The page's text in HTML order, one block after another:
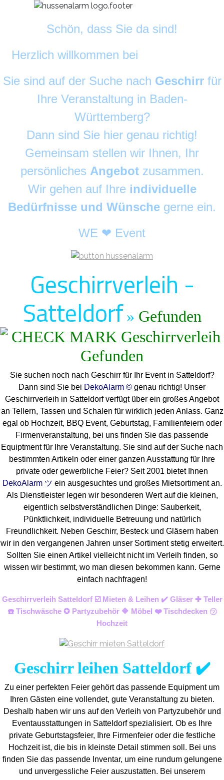
Schön, dass Sie da sind!
Herzlich willkommen bei
Sie sind auf der Suche nach Geschirr für
Ihre Veranstaltung in Baden-
Württemberg?
Dann sind Sie hier genau richtig!
Gemeinsam stellen wir Ihnen, Ihr
persönliches Angebot zusammen.
Wir gehen auf Ihre individuelle
Bedürfnisse und Wünsche gerne ein.
WE ❤ Event
Geschirrverleih -
Satteldorf » Gefunden
Sie suchen noch nach Geschirr für Ihr Event in Satteldorf?
Dann sind Sie bei DekoAlarm © genau richtig! Unser
Geschirrverleih in Satteldorf verfügt über ein großes Angebot
an Tellern, Tassen und Schalen für wirklich jeden Anlass. Ganz
egal ob Hochzeit, BBQ Event, Geburtstag, Familienfeiern oder
Firmenveranstaltung, bei uns finden Sie das passende
Equiptment für Ihre Veranstaltung. Sie sind auf der Suche nach
bestimmten Artikeln oder einer ganzen Ausstattung für Ihre
private oder gewerbliche Feier? Seit 2001 bietet Ihnen
DekoAlarm ツ ein ausgesuchtes und großes Mietsortiment an.
Als Dienstleister legen wir besonderen Wert auf die kleinen,
eigentlich selbstverständlichen Dinge: Sauberkeit,
Pünktlichkeit, individuelle Betreuung und natürlich
Freundlichkeit. Neben Geschirr, Besteck und Gläsern haben
wir in den vergangenen Jahren unser Sortiment stetig erweitert.
Sollten Sie einen Artikel vielleicht nicht im Verleih finden, so
wissen wir bestimmt, wo man diesen bekommen kann. Gerne
einfach nachfragen!
Geschirrverleih Satteldorf ☑️ Mieten & Leihen ✔️ Gläser ✚ Teller
☎️ Tischwäsche ✪ Partyzubehör 🔷 Möbel ❤️ Tischdecken ㋡
Hochzeit
Geschirr leihen Satteldorf ✔️
Zu einer perfekten Feier gehört das passende Equipment um
Ihren Gästen eine vollendet, gute Veranstaltung zu bieten.
Deshalb haben wir uns auf den Verleih von Partyzubehör und
Eventausstattungen in Satteldorf spezialisiert. Ob es Ihre
private Geburtstagsfeier, Ihre Firmenfeier oder die festliche
Hochzeit ist, die bis in kleinste Detail stimmen soll. Bei uns
finden Sie das passende Inventar, um eine rundum gelungene
und unvergess liche Feier auszustatten. Bei unserem